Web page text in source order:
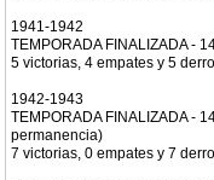
1941-1942
TEMPORADA FINALIZADA -
5 victorias, 4 empates y 5
1942-1943
TEMPORADA FINALIZADA -
permanencia)
7 victorias, 0 empates y 7